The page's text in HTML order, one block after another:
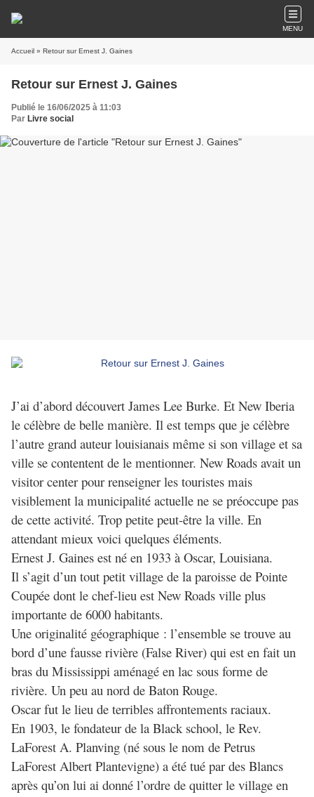
MENU
Accueil » Retour sur Ernest J. Gaines
Retour sur Ernest J. Gaines
Publié le 16/06/2025 à 11:03
Par Livre social
J’ai d’abord découvert James Lee Burke. Et New Iberia
le célèbre de belle manière. Il est temps que je célèbre
l’autre grand auteur louisianais même si son village et sa
ville se contentent de le mentionner. New Roads avait un
visitor center pour renseigner les touristes mais
visiblement la municipalité actuelle ne se préoccupe pas
de cette activité. Trop petite peut-être la ville. En
attendant mieux voici quelques éléments.
Ernest J. Gaines est né en 1933 à Oscar, Louisiana.
Il s’agit d’un tout petit village de la paroisse de Pointe
Coupée dont le chef-lieu est New Roads ville plus
importante de 6000 habitants.
Une originalité géographique : l’ensemble se trouve au
bord d’une fausse rivière (False River) qui est en fait un
bras du Mississippi aménagé en lac sous forme de
rivière. Un peu au nord de Baton Rouge.
Oscar fut le lieu de terribles affrontements raciaux.
En 1903, le fondateur de la Black school, le Rev.
LaForest A. Planving (né sous le nom de Petrus
LaForest Albert Plantevigne) a été tué par des Blancs
après qu’on lui ai donné l’ordre de quitter le village en